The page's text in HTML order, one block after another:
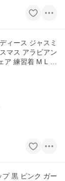
ィース ジャスミ
マス アラビアン
練習着 M L X
黒 ピンク ガー